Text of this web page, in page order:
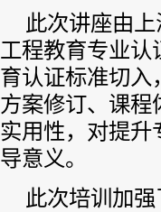
此次讲座由
工程教育专业认
育认证标准切入
方案修订、课程
实用性，对提升
导意义。
此次培训加